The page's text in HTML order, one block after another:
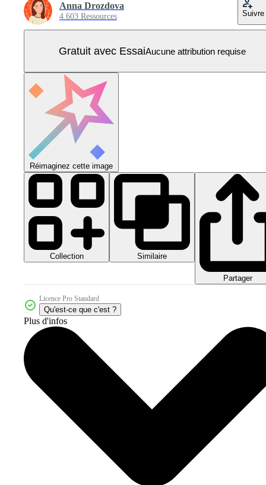
Anna Drozdova
4 603 Ressources Suivre
Gratuit avec EssaiAucune attribution requise
Réimaginez cette image
Collection Similaire
Partager
Licence Pro Standard
Qu'est-ce que c'est ?
Plus d'infos